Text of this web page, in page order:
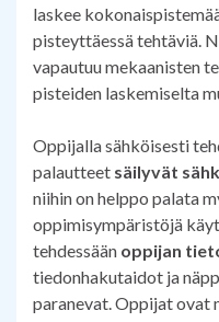
laskee
pisteyttäessä tehtäviä.
vapautuu mekaanisten
pisteiden laskemiselta
Oppijalla sähköisesti
palautteet säilyvät
niihin on helppo palata
oppimisympäristöjä
tehdessään oppijan
tiedonhakutaidot ja
paranevat. Oppijat ovat